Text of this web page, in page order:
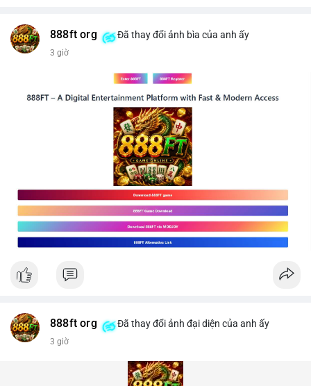
#mucgia64963
#vlikevn #titanbot
888ft org Đã thay đổi ảnh bìa của anh ấy
3 giờ
888ft org Đã thay đổi ảnh đại diện của anh ấy
3 giờ